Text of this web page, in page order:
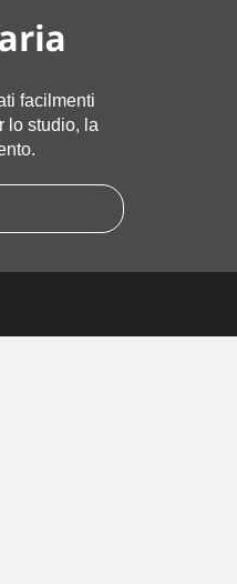
facilmenti
lo studio, la